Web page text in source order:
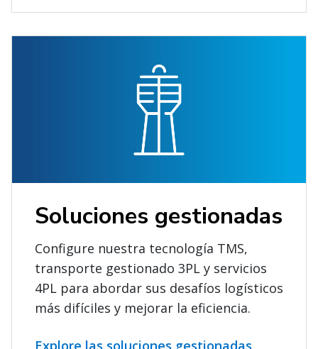
Soluciones gestionadas
Configure nuestra tecnología TMS,
transporte gestionado 3PL y servicios
4PL para abordar sus desafíos logísticos
más difíciles y mejorar la eficiencia.